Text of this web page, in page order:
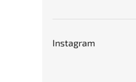
Instagram